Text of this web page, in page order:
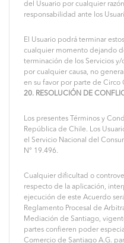
del Usuario por cualquier
responsabilidad ante los
El Usuario podrá terminar
cualquier momento dejando
terminación de los Servicios
por cualquier causa, no
en su favor por parte de Circo
20. RESOLUCIÓN DE
Los presentes Términos y
República de Chile. Los
el Servicio Nacional del
N° 19.496.
Cualquier dificultad o
respecto de la aplicación,
ejecución de este Acuerdo
Reglamento Procesal de
Mediación de Santiago,
partes confieren poder
Comercio de Santiago A.G.